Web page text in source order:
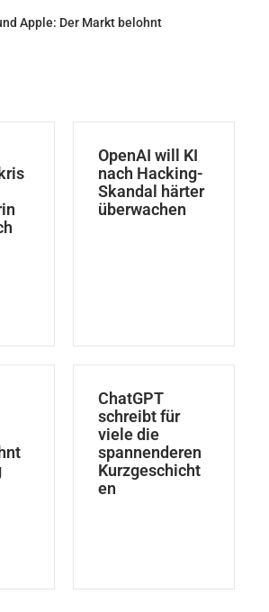
Apple: Der Markt belohnt
OpenAI will KI
nach Hacking-
Skandal härter
überwachen
ChatGPT
schreibt für
viele die
spannenderen
Kurzgeschicht
en